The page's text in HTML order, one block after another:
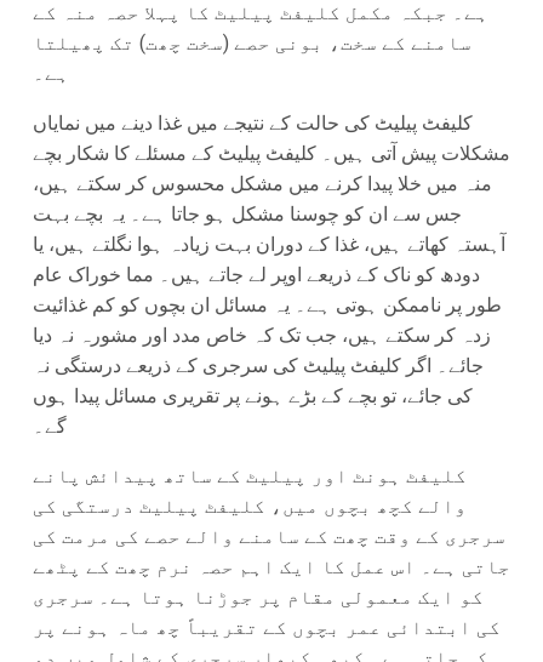
ہے۔ جبکہ مکمل کلیفٹ پیلیٹ کا پہلا حصہ منہ کے
سامنے کے سخت، بونی حصے (سخت چھت) تک پھیلتا
ہے۔
کلیفٹ پیلیٹ کی حالت کے نتیجے میں غذا دینے میں نمایاں
مشکلات پیش آتی ہیں۔ کلیفٹ پیلیٹ کے مسئلے کا شکار بچے
منہ میں خلا پیدا کرنے میں مشکل محسوس کر سکتے ہیں،
جس سے ان کو چوسنا مشکل ہو جاتا ہے۔ یہ بچے بہت
آہستہ کھاتے ہیں، غذا کے دوران بہت زیادہ ہوا نگلتے ہیں، یا
دودھ کو ناک کے ذریعے اوپر لے جاتے ہیں۔ مما خوراک عام
طور پر ناممکن ہوتی ہے۔ یہ مسائل ان بچوں کو کم غذائیت
زدہ کر سکتے ہیں، جب تک کہ خاص مدد اور مشورہ نہ دیا
جائے۔ اگر کلیفٹ پیلیٹ کی سرجری کے ذریعے درستگی نہ
کی جائے، تو بچے کے بڑے ہونے پر تقریری مسائل پیدا ہوں
گے۔
کلیفٹ ہونٹ اور پیلیٹ کے ساتھ پیدائش پانے
والے کچھ بچوں میں، کلیفٹ پیلیٹ درستگی کی
سرجری کے وقت چھت کے سامنے والے حصے کی مرمت کی
جاتی ہے۔ اس عمل کا ایک اہم حصہ نرم چھت کے پٹھے
کو ایک معمولی مقام پر جوڑنا ہوتا ہے۔ سرجری
کی ابتدائی عمر بچوں کے تقریباً چھ ماہ ہونے پر